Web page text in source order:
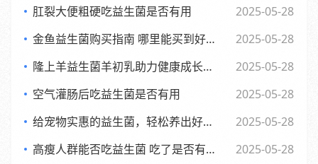
肛裂大便粗硬吃益生菌是否有用
2025-05-28
金鱼益生菌购买指南 哪里能买到好用又实惠的金鱼益生菌
2025-05-28
隆上羊益生菌羊初乳助力健康成长的全新探索与应用
2025-05-28
空气灌肠后吃益生菌是否有用
2025-05-28
给宠物实惠的益生菌，轻松养出好肚子，赶快来看看吧
2025-05-28
高瘦人群能否吃益生菌 吃了是否有效果
2025-05-28